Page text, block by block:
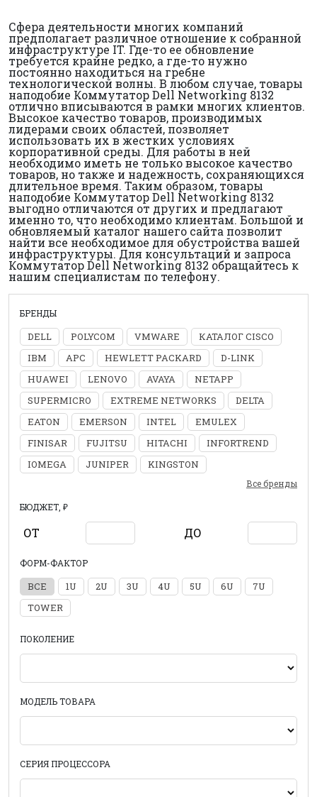
Сфера деятельности многих компаний
предполагает различное отношение к собранной
инфраструктуре IT. Где-то ее обновление
требуется крайне редко, а где-то нужно
постоянно находиться на гребне
технологической волны. В любом случае, товары
наподобие Коммутатор Dell Networking 8132
отлично вписываются в рамки многих клиентов.
Высокое качество товаров, производимых
лидерами своих областей, позволяет
использовать их в жестких условиях
корпоративной среды. Для работы в ней
необходимо иметь не только высокое качество
товаров, но также и надежность, сохраняющихся
длительное время. Таким образом, товары
наподобие Коммутатор Dell Networking 8132
выгодно отличаются от других и предлагают
именно то, что необходимо клиентам. Большой и
обновляемый каталог нашего сайта позволит
найти все необходимое для обустройства вашей
инфраструктуры. Для консультаций и запроса
Коммутатор Dell Networking 8132 обращайтесь к
нашим специалистам по телефону.
БРЕНДЫ
DELL POLYCOM VMWARE
КАТАЛОГ CISCO
IBM
APC HEWLETT PACKARD
D-LINK
HUAWEI
LENOVO AVAYA
NETAPP
SUPERMICRO
EXTREME NETWORKS
DELTA
EATON
EMERSON INTEL
EMULEX
FINISAR
FUJITSU HITACHI
INFORTREND
IOMEGA
JUNIPER KINGSTON
Все бренды
БЮДЖЕТ, ₽
ОТ ДО
ФОРМ-ФАКТОР
ВСЕ 1U 2U 3U 4U 5U 6U
7U
TOWER
ПОКОЛЕНИЕ
МОДЕЛЬ ТОВАРА
СЕРИЯ ПРОЦЕССОРА